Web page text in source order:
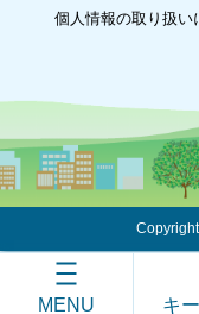
MENU キ
個人情報の取り扱い